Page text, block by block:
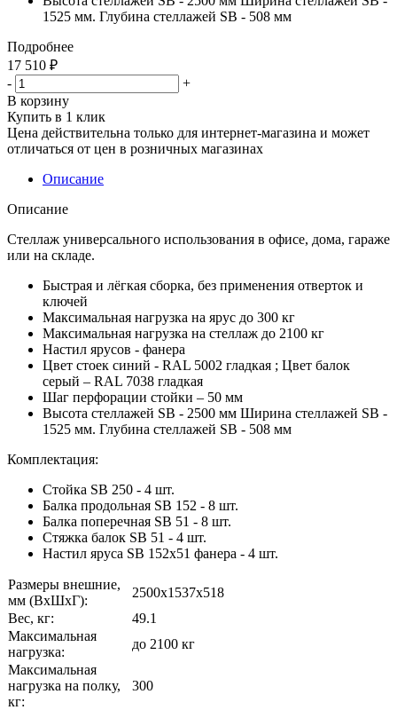
1525 мм. Глубина стеллажей SB - 508 мм
Подробнее
17 510 ₽
-
+
В корзину
Купить в 1 клик
Цена действительна только для интернет-магазина и может
отличаться от цен в розничных магазинах
Описание
Описание
Стеллаж универсального использования в офисе, дома, гараже
или на складе.
Быстрая и лёгкая сборка, без применения отверток и
ключей
Максимальная нагрузка на ярус до 300 кг
Максимальная нагрузка на стеллаж до 2100 кг
Настил ярусов - фанера
Цвет стоек синий - RAL 5002 гладкая ; Цвет балок
серый – RAL 7038 гладкая
Шаг перфорации стойки – 50 мм
Высота стеллажей SB - 2500 мм Ширина стеллажей SB -
1525 мм. Глубина стеллажей SB - 508 мм
Комплектация:
Стойка SB 250 - 4 шт.
Балка продольная SB 152 - 8 шт.
Балка поперечная SB 51 - 8 шт.
Стяжка балок SB 51 - 4 шт.
Настил яруса SB 152х51 фанера - 4 шт.
Размеры внешние,
мм (ВхШхГ):
2500x1537x518
Вес, кг:
49.1
Максимальная
нагрузка:
до 2100 кг
Максимальная
нагрузка на полку,
кг:
300